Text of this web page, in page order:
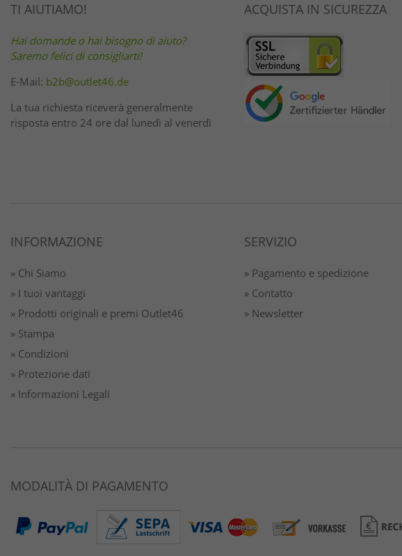
TI AIUTIAMO!
Hai domande o hai bisogno di aiuto?
Saremo felici di consigliarti!
E-Mail: b2b@outlet46.de
La tua richiesta riceverà generalmente
risposta entro 24 ore dal lunedì al venerdì
ACQUISTA IN SICUREZZA
INFORMAZIONE
» Chi Siamo
» I tuoi vantaggi
» Prodotti originali e premi Outlet46
» Stampa
» Condizioni
» Protezione dati
» Informazioni Legali
SERVIZIO
» Pagamento e spedizione
» Contatto
» Newsletter
MODALITÀ DI PAGAMENTO